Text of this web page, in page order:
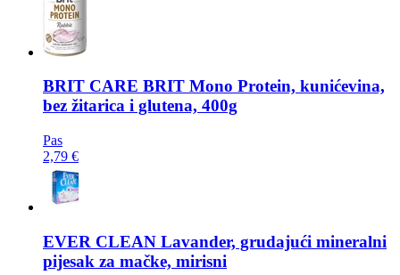
BRIT CARE BRIT Mono Protein, kunićevina,
bez žitarica i glutena, 400g
Pas
2,79 €
EVER CLEAN Lavander, grudajući mineralni
pijesak za mačke, mirisni